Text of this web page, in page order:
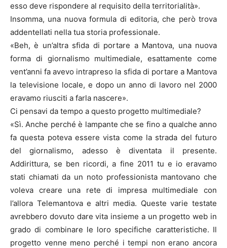
esso deve rispondere al requisito della territorialità».
Insomma, una nuova formula di editoria, che però trova
addentellati nella tua storia professionale.
«Beh, è un’altra sfida di portare a Mantova, una nuova
forma di giornalismo multimediale, esattamente come
vent’anni fa avevo intrapreso la sfida di portare a Mantova
la televisione locale, e dopo un anno di lavoro nel 2000
eravamo riusciti a farla nascere».
Ci pensavi da tempo a questo progetto multimediale?
«Sì. Anche perché è lampante che se fino a qualche anno
fa questa poteva essere vista come la strada del futuro
del giornalismo, adesso è diventata il presente.
Addirittura, se ben ricordi, a fine 2011 tu e io eravamo
stati chiamati da un noto professionista mantovano che
voleva creare una rete di impresa multimediale con
l’allora Telemantova e altri media. Queste varie testate
avrebbero dovuto dare vita insieme a un progetto web in
grado di combinare le loro specifiche caratteristiche. Il
progetto venne meno perché i tempi non erano ancora